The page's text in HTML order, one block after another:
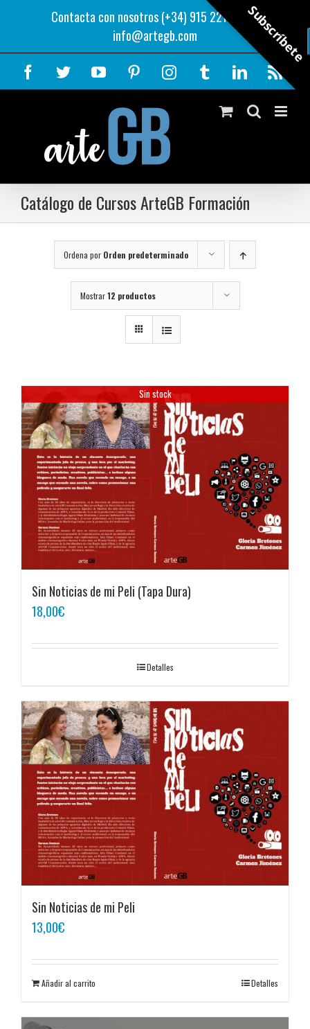
contenido
Contacta con nosotros (+34) 915 221 343 |
info@artegb.com
Facebook
TwitterYouTubePinterestInstagramTumblrLinkedIn
Catálogo de Cursos ArteGB Formación
Ordena por Orden predeterminado
Mostrar12 productos
Sin stock
Sin Noticias de mi Peli (Tapa Dura)
18,00€
Detalles
Sin Noticias de mi Peli
13,00€
Añadir al carrito Detalles
Subscríbete